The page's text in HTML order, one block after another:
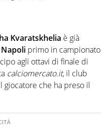
Kvaratskhelia è già
Napoli primo in campionato
agli ottavi di finale di
calciomercato.it, il club
che ha preso il